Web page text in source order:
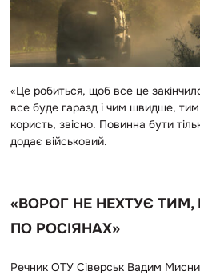
«Це робиться, щоб все це
все буде гаразд і чим швидше,
користь, звісно. Повинна бути
додає військовий.
«ВОРОГ НЕ НЕХТУЄ
ПО РОСІЯНАХ»
Речник ОТУ Сіверськ Вадим